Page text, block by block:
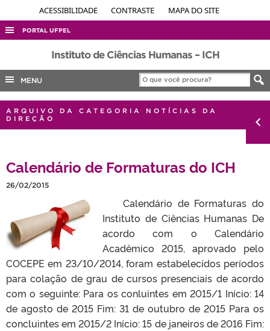
ACESSIBILIDADE CONTRASTE MAPA DO SITE
PORTAL UFPEL
ACESSO À INFORMAÇÃO
AUDITORIA
COBALTO
CONCURSOS
OUVIDORIA
TELEFONES
Instituto de Ciências Humanas – ICH
MENU
ARQUIVO DA CATEGORIA NOTÍCIAS DA
DIREÇÃO
Calendário de Formaturas do ICH
26/02/2015
Calendário de Formaturas do
Instituto de Ciências Humanas De
acordo com o Calendário
Acadêmico 2015, aprovado pelo
COCEPE em 23/10/2014, foram estabelecidos períodos
para colação de grau de cursos presenciais de acordo
com o seguinte: Para os conluintes em 2015/1 Início: 14
de agosto de 2015 Fim: 31 de outubro de 2015 Para os
concluintes em 2015/2 Início: 15 de janeiros de 2016 Fim: